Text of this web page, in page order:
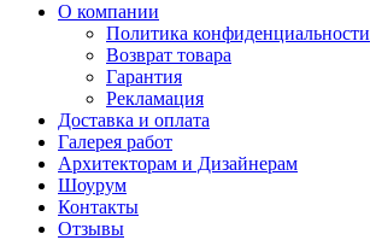
О компании
Политика конфиденциальности
Возврат товара
Гарантия
Рекламация
Доставка и оплата
Галерея работ
Архитекторам и Дизайнерам
Шоурум
Контакты
Отзывы